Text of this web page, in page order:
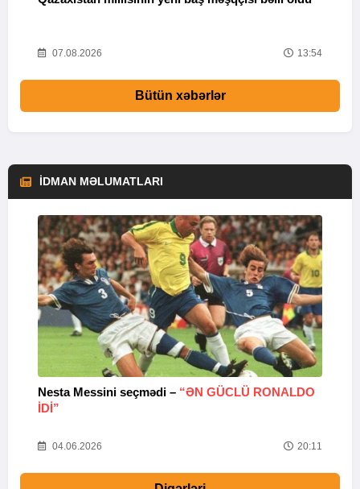
07.08.2026 13:54
Bütün xəbərlər
İDMAN MƏLUMATLARI
Nesta Messini seçmədi – “ƏN GÜCLÜ RONALDO
IDI”
04.06.2026 20:11